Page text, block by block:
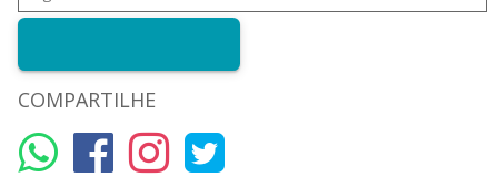
COMPARTILHE